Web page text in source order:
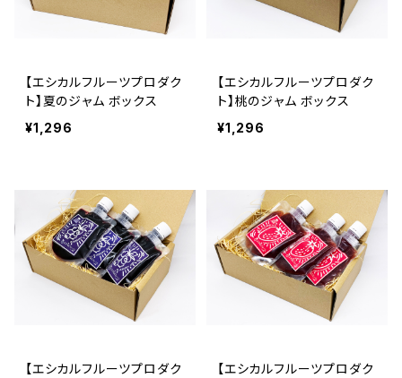
【エシカルフルーツプロダク
ト】夏のジャム ボックス
¥1,296
【エシカルフルーツプロダク
ト】桃のジャム ボックス
¥1,296
【エシカルフルーツプロダク
【エシカルフルーツプロダク